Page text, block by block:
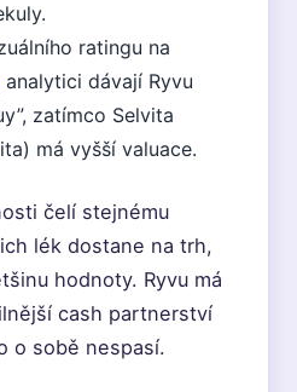
ratingu na
analytici dávají Ryvu
zatímco Selvita
má vyšší valuace.
čelí stejnému
lék dostane na trh,
hodnoty. Ryvu má
cash partnerství
o sobě nespasí.